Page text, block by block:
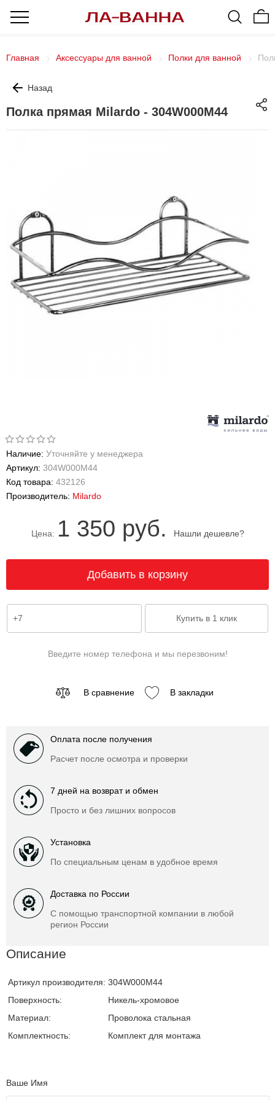
Главная Аксессуары для ванной Полки для ванной
Назад
Полка прямая Milardo - 304W000M44
Наличие: Уточняйте у менеджера
Артикул: 304W000M44
Код товара: 432126
Производитель: Milardo
Цена: 1 350 руб. Нашли дешевле?
Введите номер телефона и мы перезвоним!
В сравнение В закладки
Оплата после получения
Расчет после осмотра и проверки
7 дней на возврат и обмен
Просто и без лишних вопросов
Установка
По специальным ценам в удобное время
Доставка по России
С помощью транспортной компании в любой
регион России
Описание
Артикул производителя: 304W000M44
Поверхность:
Никель-хромовое
Материал:
Проволока стальная
Комплектность:
Комплект для монтажа
Ваше Имя